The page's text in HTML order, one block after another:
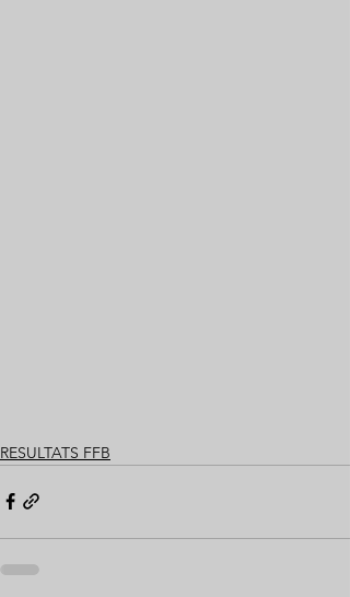
RESULTATS FFB